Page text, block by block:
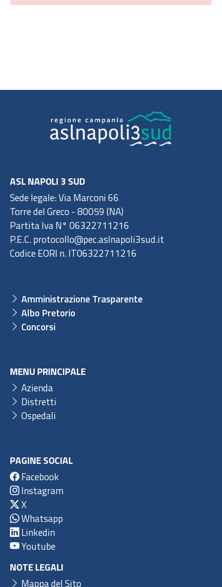
ASL NAPOLI 3 SUD
Sede legale: Via Marconi 66
Torre del Greco - 80059 (NA)
Partita Iva N° 06322711216
P.E.C. protocollo@pec.aslnapoli3sud.it
Codice EORI n. IT06322711216
Amministrazione Trasparente
Albo Pretorio
Concorsi
MENU PRINCIPALE
Azienda
Distretti
Ospedali
PAGINE SOCIAL
Facebook
Instagram
X
Whatsapp
Linkedin
Youtube
NOTE LEGALI
Mappa del Sito